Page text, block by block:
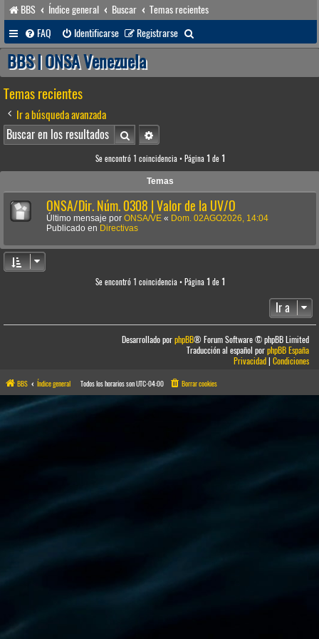
BBS Índice general Buscar
Temas recientes
FAQ
Identificarse Registrarse
u
BBS | ONSA Venezuela
Temas recientes
Ir a búsqueda avanzada
BuscarBúsqueda avanzada
Se encontró 1 coincidencia • Página 1 de 1
Temas
ONSA/Dir. Núm. 0308 | Valor de la UV/O
Último mensaje por ONSA/VE « Dom. 02AGO2026, 14:04
Publicado en Directivas
Se encontró 1 coincidencia • Página 1 de 1
Ir a
Desarrollado porphpBB® Forum Software © phpBB Limited
Traducción al español porphpBB España
Privacidad|Condiciones
BBS Índice general Todos los horarios sonUTC-04:00 Borrar cookies